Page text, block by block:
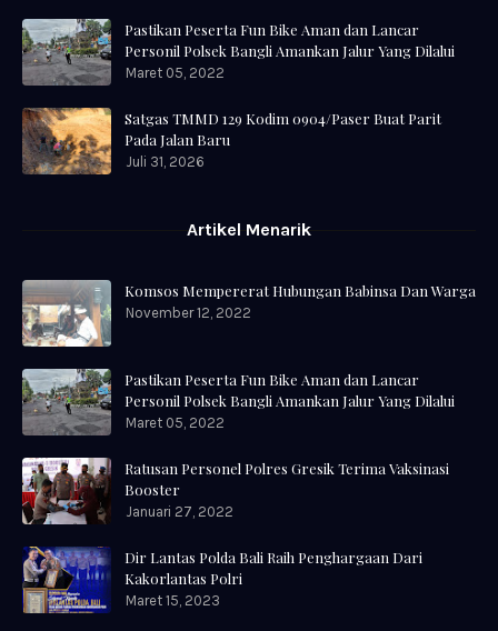
Pastikan Peserta Fun Bike Aman dan Lancar
Personil Polsek Bangli Amankan Jalur Yang Dilalui
Maret 05, 2022
Satgas TMMD 129 Kodim 0904/Paser Buat Parit
Pada Jalan Baru
Juli 31, 2026
Artikel Menarik
Komsos Mempererat Hubungan Babinsa Dan Warga
November 12, 2022
Pastikan Peserta Fun Bike Aman dan Lancar
Personil Polsek Bangli Amankan Jalur Yang Dilalui
Maret 05, 2022
Ratusan Personel Polres Gresik Terima Vaksinasi
Booster
Januari 27, 2022
Dir Lantas Polda Bali Raih Penghargaan Dari
Kakorlantas Polri
Maret 15, 2023